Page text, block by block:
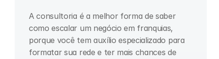
A consultoria é a melhor forma de saber
como escalar um negócio em franquias,
porque você tem auxílio especializado para
formatar sua rede e ter mais chances de